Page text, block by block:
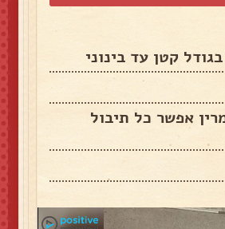
קטן עד בינוני
אפשר כל תיבול